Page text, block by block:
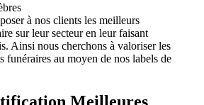
à nos clients les meilleurs
sur leur secteur en leur faisant
Ainsi nous cherchons à valoriser les
funéraires au moyen de nos labels de
Meilleures